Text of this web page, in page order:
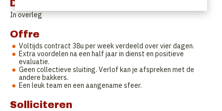
Date de début
In overleg
Offre
Voltijds contract 38u per week verdeeld over vier dagen.
Extra voordelen na een half jaar in dienst en positieve
evaluatie.
Geen collectieve sluiting. Verlof kan je afspreken met de
andere bakkers.
Een leuk team en een aangename sfeer.
Solliciteren